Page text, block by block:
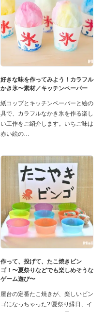
好きな味を作ってみよう！カラフル
かき氷〜素材／キッチンペーパー
紙コップとキッチンペーパーと絵の
具で、カラフルなかき氷を作る楽し
い工作をご紹介します。いちご味は
赤い絵の
作って、投げて、たこ焼きビン
ゴ！〜夏祭りなどでも楽しめそうな
ゲーム遊び〜
屋台の定番たこ焼きが、楽しいビン
ゴになっちゃった?!夏祭り縁日、イ